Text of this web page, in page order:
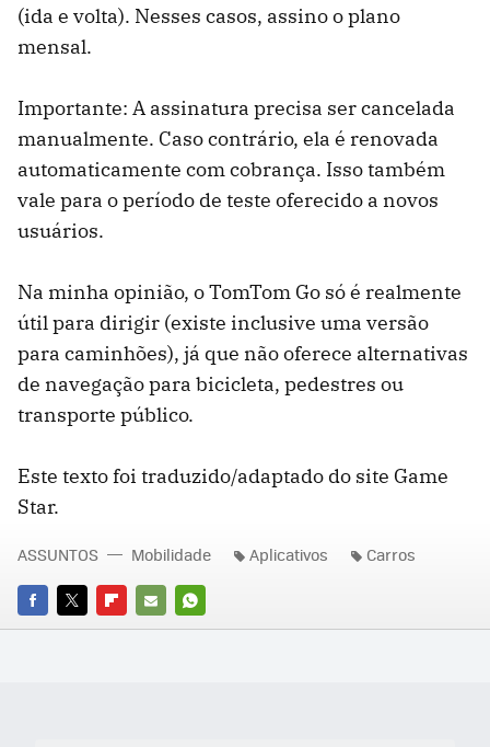
(ida e volta). Nesses casos, assino o plano
mensal.
Importante: A assinatura precisa ser cancelada
manualmente. Caso contrário, ela é renovada
automaticamente com cobrança. Isso também
vale para o período de teste oferecido a novos
usuários.
Na minha opinião, o TomTom Go só é realmente
útil para dirigir (existe inclusive uma versão
para caminhões), já que não oferece alternativas
de navegação para bicicleta, pedestres ou
transporte público.
Este texto foi traduzido/adaptado do site Game
Star.
FACEBOOK
TWITTERFLIPBOARD
E-
WHATSAPP
ASSUNTOS Mobilidade Aplicativos Carros